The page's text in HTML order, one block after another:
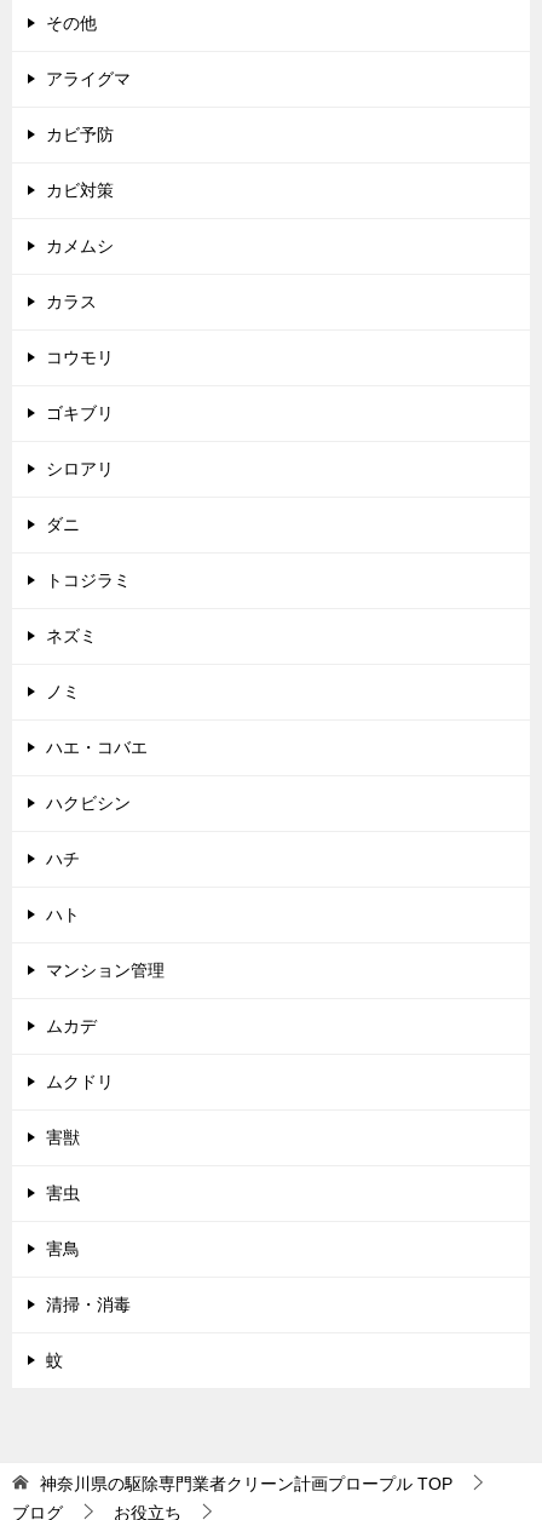
その他
アライグマ
カビ予防
カビ対策
カメムシ
カラス
コウモリ
ゴキブリ
シロアリ
ダニ
トコジラミ
ネズミ
ノミ
ハエ・コバエ
ハクビシン
ハチ
ハト
マンション管理
ムカデ
ムクドリ
害獣
害虫
害鳥
清掃・消毒
蚊
神奈川県の駆除専門業者クリーン計画プロープル TOP
ブログ
お役立ち